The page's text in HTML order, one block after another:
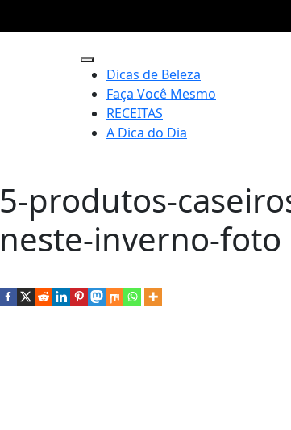
Dicas de Beleza
Faça Você Mesmo
RECEITAS
A Dica do Dia
5-produtos-
neste-inverno-foto